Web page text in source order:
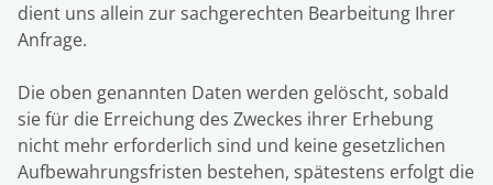
dient uns allein zur sachgerechten Bearbeitung Ihrer
Anfrage.
Die oben genannten Daten werden gelöscht, sobald
sie für die Erreichung des Zweckes ihrer Erhebung
nicht mehr erforderlich sind und keine gesetzlichen
Aufbewahrungsfristen bestehen, spätestens erfolgt die